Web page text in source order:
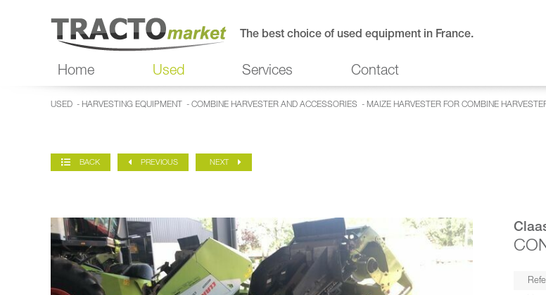
The best choice of used equipment in France.
Home Used Services Contact
USED - HARVESTING EQUIPMENT - COMBINE HARVESTER AND ACCESSORIES - MAIZE HARVESTER FOR COMBINE
BACK PREVIOUS NEXT